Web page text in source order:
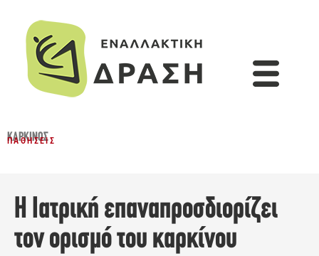
ΚΑΡΚΊΝΟΣ
ΠΑΘΉΣΕΙΣ
Η Ιατρική επαναπροσδιορίζει
τον ορισμό του καρκίνου